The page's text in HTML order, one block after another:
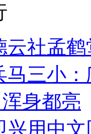
云社孟
三小
身都亮
兴用中